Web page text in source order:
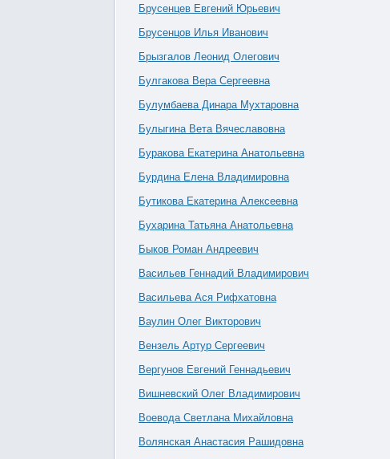
Брусенцев Евгений Юрьевич
Брусенцов Илья Иванович
Брызгалов Леонид Олегович
Булгакова Вера Сергеевна
Булумбаева Динара Мухтаровна
Булыгина Вета Вячеславовна
Буракова Екатерина Анатольевна
Бурдина Елена Владимировна
Бутикова Екатерина Алексеевна
Бухарина Татьяна Анатольевна
Быков Роман Андреевич
Васильев Геннадий Владимирович
Васильева Ася Рифхатовна
Ваулин Олег Викторович
Вензель Артур Сергеевич
Вергунов Евгений Геннадьевич
Вишневский Олег Владимирович
Воевода Светлана Михайловна
Волянская Анастасия Рашидовна